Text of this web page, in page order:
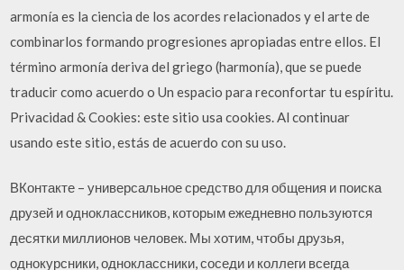
armonía es la ciencia de los acordes relacionados y el arte de
combinarlos formando progresiones apropiadas entre ellos. El
término armonía deriva del griego (harmonía), que se puede
traducir como acuerdo o Un espacio para reconfortar tu espíritu.
Privacidad & Cookies: este sitio usa cookies. Al continuar
usando este sitio, estás de acuerdo con su uso.
ВКонтакте – универсальное средство для общения и поиска
друзей и одноклассников, которым ежедневно пользуются
десятки миллионов человек. Мы хотим, чтобы друзья,
однокурсники, одноклассники, соседи и коллеги всегда